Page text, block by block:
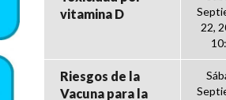
vitamina D
22,
Riesgos de la
Vacuna para la